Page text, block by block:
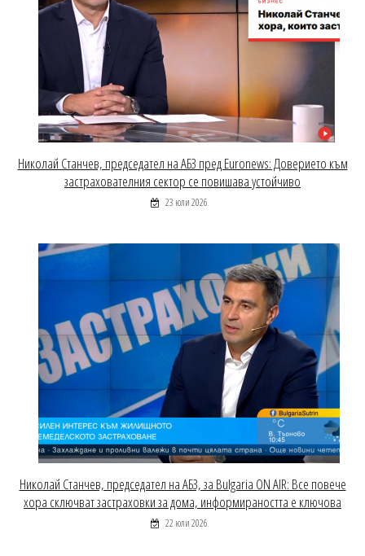
Николай Станчев, председател на АБЗ пред Euronews: Доверието към
застрахователния сектор се повишава устойчиво
23 юли 2026
Николай Станчев, председател на АБЗ, за Bulgaria ON AIR: Все повече
хора сключват застраховки за дома, информираността е ключова
22 юли 2026